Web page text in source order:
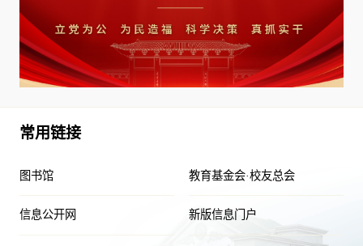
常用链接
图书馆 教育基金会·校友总会
信息公开网 新版信息门户